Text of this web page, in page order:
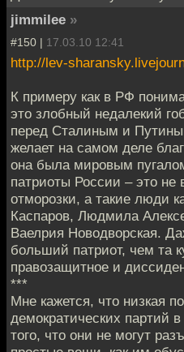
jimmilee »
#150 | 17.03.10 12:41
http://lev-
К примеру как в РФ
это злобный недалекий
перед Сталиным и
желает на самом деле
она была мировым
патриоты России – это
отморозки, а такие люди
Каспаров, Людмила
Ваелрия Новодворская.
больший патриот, чем та
правозащитное и
***
Мне кажется, что низкая
демократических партий
того, что они не могут